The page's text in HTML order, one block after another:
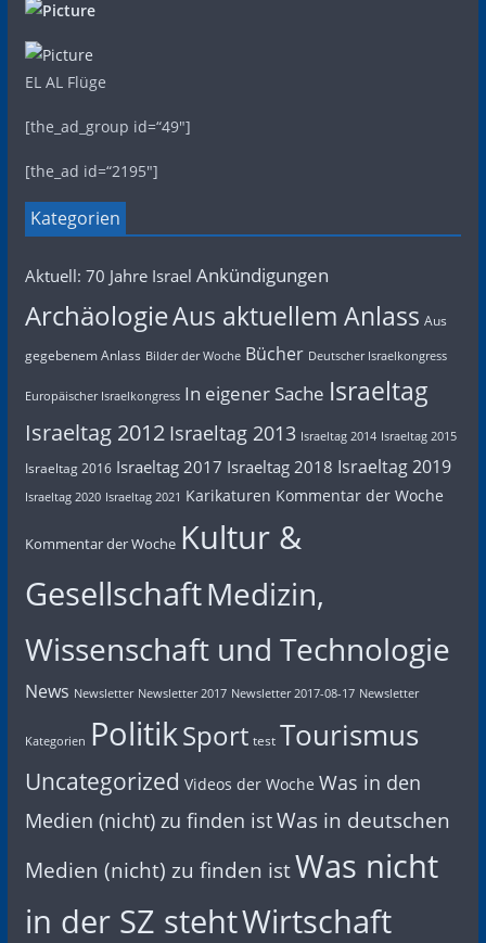
EL AL Flüge
[the_ad_group id=“49″]
[the_ad id=“2195″]
Kategorien
Aktuell: 70 Jahre Israel Ankündigungen
ArchäologieAus aktuellem Anlass Aus
gegebenem Anlass Bilder der Woche Bücher Deutscher Israelkongress
Europäischer Israelkongress In eigener Sache Israeltag
Israeltag 2012 Israeltag 2013 Israeltag 2014 Israeltag 2015
Israeltag 2016 Israeltag 2017 Israeltag 2018 Israeltag 2019
Israeltag 2020 Israeltag 2021 Karikaturen Kommentar der Woche
Kommentar der Woche Kultur &
GesellschaftMedizin,
Wissenschaft und Technologie
News Newsletter Newsletter 2017 Newsletter 2017-08-17 Newsletter
Kategorien PolitikSport test Tourismus
Uncategorized Videos der Woche Was in den
Medien (nicht) zu finden istWas in deutschen
Medien (nicht) zu finden istWas nicht
in der SZ stehtWirtschaft